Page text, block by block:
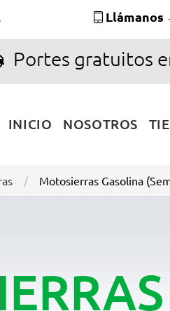
Llámanos
Portes gratuitos
INICIO NOSOTROS
Motosierras Gasolina